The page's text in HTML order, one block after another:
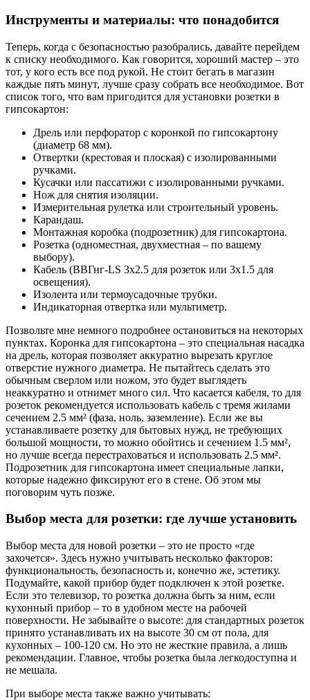
Инструменты и материалы: что понадобится
Теперь, когда с безопасностью разобрались, давайте перейдем
к списку необходимого. Как говорится, хороший мастер – это
тот, у кого есть все под рукой. Не стоит бегать в магазин
каждые пять минут, лучше сразу собрать все необходимое. Вот
список того, что вам пригодится для установки розетки в
гипсокартон:
Дрель или перфоратор с коронкой по гипсокартону
(диаметр 68 мм).
Отвертки (крестовая и плоская) с изолированными
ручками.
Кусачки или пассатижи с изолированными ручками.
Нож для снятия изоляции.
Измерительная рулетка или строительный уровень.
Карандаш.
Монтажная коробка (подрозетник) для гипсокартона.
Розетка (одноместная, двухместная – по вашему
выбору).
Кабель (ВВГнг-LS 3х2.5 для розеток или 3х1.5 для
освещения).
Изолента или термоусадочные трубки.
Индикаторная отвертка или мультиметр.
Позвольте мне немного подробнее остановиться на некоторых
пунктах. Коронка для гипсокартона – это специальная насадка
на дрель, которая позволяет аккуратно вырезать круглое
отверстие нужного диаметра. Не пытайтесь сделать это
обычным сверлом или ножом, это будет выглядеть
неаккуратно и отнимет много сил. Что касается кабеля, то для
розеток рекомендуется использовать кабель с тремя жилами
сечением 2.5 мм² (фаза, ноль, заземление). Если же вы
устанавливаете розетку для бытовых нужд, не требующих
большой мощности, то можно обойтись и сечением 1.5 мм²,
но лучше всегда перестраховаться и использовать 2.5 мм².
Подрозетник для гипсокартона имеет специальные лапки,
которые надежно фиксируют его в стене. Об этом мы
поговорим чуть позже.
Выбор места для розетки: где лучше установить
Выбор места для новой розетки – это не просто «где
захочется». Здесь нужно учитывать несколько факторов:
функциональность, безопасность и, конечно же, эстетику.
Подумайте, какой прибор будет подключен к этой розетке.
Если это телевизор, то розетка должна быть за ним, если
кухонный прибор – то в удобном месте на рабочей
поверхности. Не забывайте о высоте: для стандартных розеток
принято устанавливать их на высоте 30 см от пола, для
кухонных – 100-120 см. Но это не жесткие правила, а лишь
рекомендации. Главное, чтобы розетка была легкодоступна и
не мешала.
При выборе места также важно учитывать: